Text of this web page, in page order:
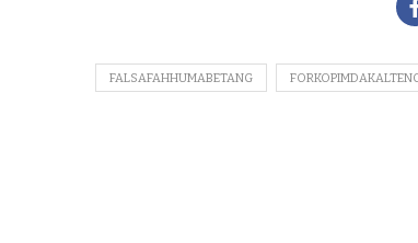
FALSAFAHHUMABETANG